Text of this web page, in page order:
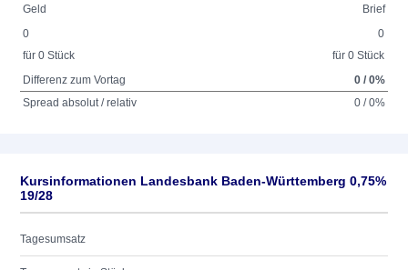
Geld
Brief
0
für 0 Stück
0
für 0 Stück
Differenz zum Vortag
0 / 0%
Spread absolut / relativ
0 / 0%
Kursinformationen Landesbank Baden-Württemberg 0,75%
19/28
Tagesumsatz